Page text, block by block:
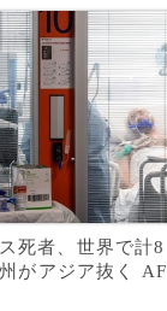
死者、世界で計8
がアジア抜く AF